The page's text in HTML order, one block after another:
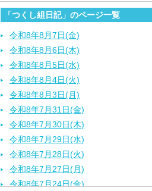
「つくし組日記」のページ一覧
令和8年8月7日(金)
令和8年8月6日(木)
令和8年8月5日(水)
令和8年8月4日(火)
令和8年8月3日(月)
令和8年7月31日(金)
令和8年7月30日(木)
令和8年7月29日(水)
令和8年7月28日(火)
令和8年7月27日(月)
令和8年7月24日(金)